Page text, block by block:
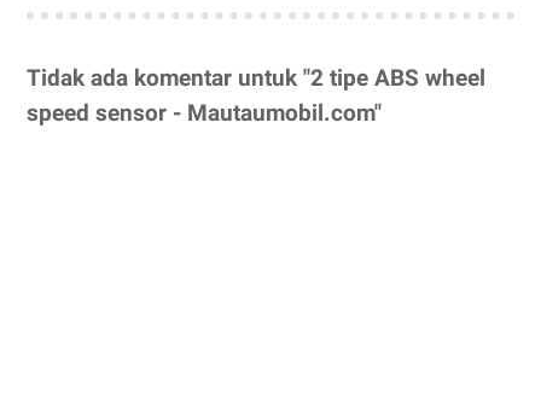
Tidak ada komentar untuk "2 tipe ABS wheel
speed sensor - Mautaumobil.com"